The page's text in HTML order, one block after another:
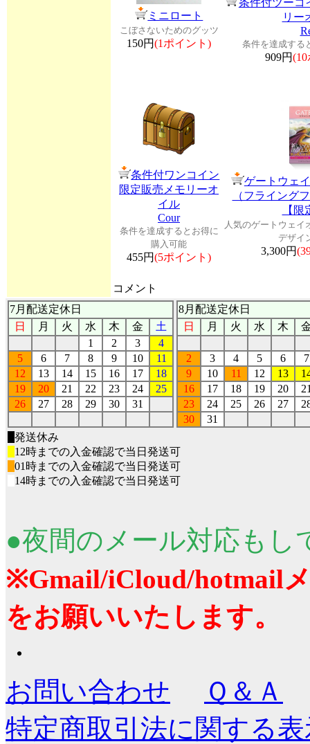
ミニロート
こぼさないためのグッツ
150円(1ポイント)
条件付ツーコ
リー
条件を達成する
909円
条件付ワンコイン
限定販売メモリーオ
イル
Cour
条件を達成するとお得に
購入可能
455円(5ポイント)
ゲートウェ
（フライング
【限
人気のゲートウェイ
デザイ
3,300円
コメント
7月配送定休日
日
月 火 水 木 金
土
1
2 3
4
5
6 7 8 9 10
11
12
13 14 15 16 17
18
19
20 21 22 23 24
25
26
27 28 29 30 31
8月配送定休日
日
月 火 水 木
2 3 4 5 6
7
9
10 11 12 13
16
17 18 19 20
23
24 25 26 27
30
31
発送休み
12時までの入金確認で当日発送可
01時までの入金確認で当日発送可
14時までの入金確認で当日発送可
●夜間のメール対応もし
※Gmail/iCloud/hotmail
をお願いいたします。
・
お問い合わせ
Ｑ＆Ａ
特定商取引法に関する